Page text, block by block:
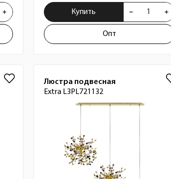
Купить
Опт
Люстра подвесная
Extra L3PL721132